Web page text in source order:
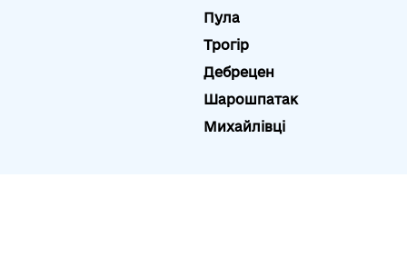
Пула
Трогір
Дебрецен
Шарошпатак
Михайлівці